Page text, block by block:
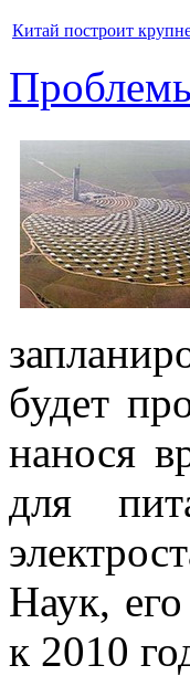
Китай построит
будет
нанося
для
Наук,
к 2010